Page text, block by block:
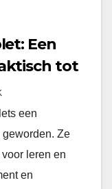
Een
tot
een
Ze
leren en
en